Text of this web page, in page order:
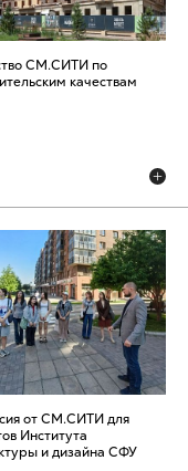
СМ.СИТИ по
качествам
от СМ.СИТИ для
Института
и дизайна СФУ